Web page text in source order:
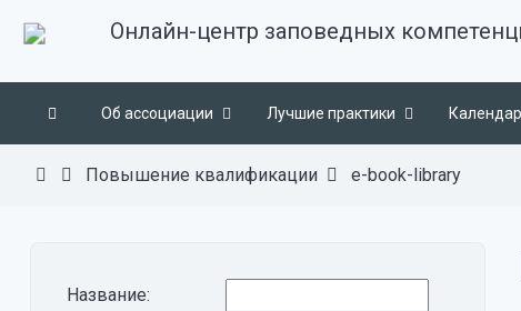
Онлайн-центр заповедных
Об ассоциации Лучшие практики
Повышение квалификации e-book-library
Название: